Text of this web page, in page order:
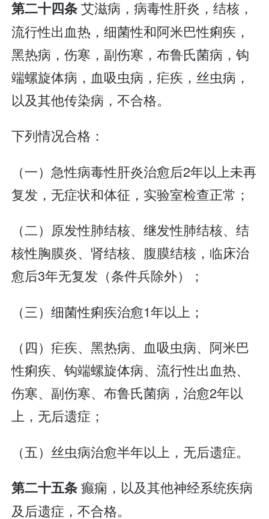
第二十四条艾滋病，病毒性肝炎，结核，
流行性出血热，细菌性和阿米巴性痢疾，
黑热病，伤寒，副伤寒，布鲁氏菌病，钩
端螺旋体病，血吸虫病，疟疾，丝虫病，
以及其他传染病，不合格。
下列情况合格：
（一）急性病毒性肝炎治愈后2年以上未再
复发，无症状和体征，实验室检查正常；
（二）原发性肺结核、继发性肺结核、结
核性胸膜炎、肾结核、腹膜结核，临床治
愈后3年无复发（条件兵除外）；
（三）细菌性痢疾治愈1年以上；
（四）疟疾、黑热病、血吸虫病、阿米巴
性痢疾、钩端螺旋体病、流行性出血热、
伤寒、副伤寒、布鲁氏菌病，治愈2年以
上，无后遗症；
（五）丝虫病治愈半年以上，无后遗症。
第二十五条癫痫，以及其他神经系统疾病
及后遗症，不合格。